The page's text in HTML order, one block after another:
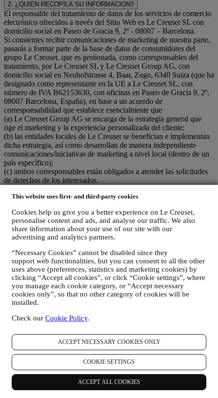
This website uses first- and third-party cookies
Cookies help us give you a better experience on Le Creuset,
personalise content and ads, and analyse our traffic. We also
share information about your use of our site with our
advertising and analytics partners.
“Necessary Cookies” cannot be disabled since they
support web functionalities, but you can consent to all the other
uses above (preferences, statistics and marketing cookies) by
clicking “Accept all cookies”, or click “Cookie settings”, where
you manage each cookie category, or “Accept necessary
cookies only”, so that no other category of cookies will be
installed.
Check our Cookie Policy.
ACCEPT NECESSARY COOKIES ONLY
COOKIE SETTINGS
ACCEPT ALL COOKIES
2. ¿QUIEN RECOPILA SU INFORMACION?
El responsable del tratamiento de datos de los servicios de comercio
electrónico ofrecidos a través del Sitio Web es Le Creuset SL con
domicilio social en Paseo de Gracia 9, 2º - 08007 – Barcelona.
Si consientes recibir comunicaciones de marketing de nuestra parte,
pasarás a formar parte de la base de datos de consumidores del
grupo Le Creuset, que es gestionada, como corresponsables del
tratamiento, por Le Creuset SL y Le Creuset Group AG, con
domicilio social en Neuhofstrasse 4, Baar, Zugo, 6340 Suiza (que ha
designado como representante en la UE a Le Creuset SL, con
número de IVA B62153630, con oficinas en Paseo de Gracia 9, 2º,
08007 Barcelona, España), en base a un acuerdo de
corresponsabilidad que establece esencialmente que
(a) Le Creuset Group AG se encarga de la estrategia general que
rige el marketing y la experiencia personalizada del cliente;
(b) las entidades locales de Le Creuset se benefician e implementan
dicha estrategia, así como desarrollan de manera independiente
comunicaciones/iniciativas de marketing a nivel local (dentro de un
país específico);
(c) ambos corresponsables están obligados a atender las solicitudes
de derechos de los interesados.
Podemos procesar sus datos para los siguientes fines:
PARA NUESTRAS OBLIGACIONES LEGALES Es
posible que tengamos que procesar algunos datos sobre usted
para cumplir con nuestras obligaciones legales y otras
obligaciones derivadas de las instrucciones recibidas de las
autoridades.
PARA CREAR UNA CUENTA LE CREUSET
Utilizaremos sus datos para crear una cuenta de Le Creuset
que le dará acceso a una serie de ventajas dedicadas a los
usuarios registrados, para disfrutar mejor de nuestros
servicios, tales como un pago más rápido, guardar múltiples
direcciones de envío, ver y realizar un seguimiento de
para permitirnos proporcionarle estos servicios como titular de
PARA GESTIONAR SUS PEDIDOS Y
PROPORCIONARLE NUESTROS PRODUCTOS,
SERVICIOS Y ASISTENCIA. Utilizaremos sus datos para
gestionar nuestra relación contractual con usted, su compra de
productos en el Sitio web y/o en nuestras tiendas Le Creuset,
su uso del Sitio web, cualquier asistencia posterior a la venta o
su participación en nuestros concursos. Es posible que